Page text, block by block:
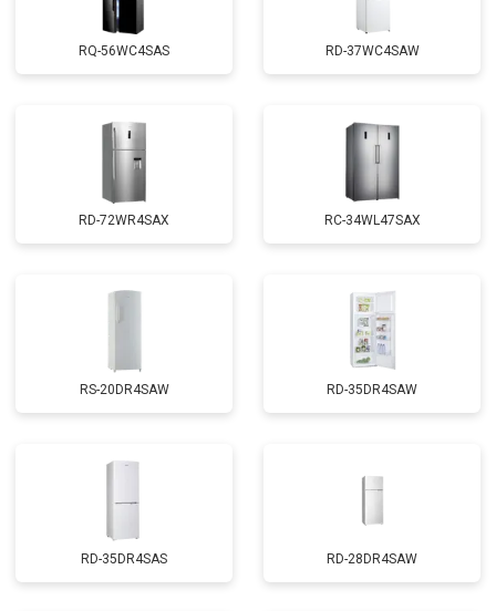
RQ-56WC4SAS RD-37WC4SAW
RD-72WR4SAX RС-34WL47SAX
RS-20DR4SAW RD-35DR4SAW
RD-35DR4SAS RD-28DR4SAW